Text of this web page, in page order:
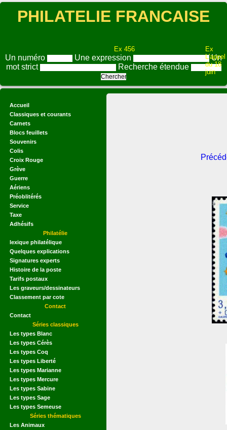
PHILATELIE FRANCAISE
Ex 456
Ex
L'appel
du 18
juin
Un numéro Une expression
Un
mot strict
Recherche étendue
Accueil
Classiques et courants
Carnets
Blocs feuillets
Souvenirs
Colis
Croix Rouge
Grève
Guerre
Aériens
Préoblitérés
Service
Taxe
Adhésifs
Philatélie
lexique philatélique
Quelques explications
Signatures experts
Histoire de la poste
Tarifs postaux
Les graveurs/dessinateurs
Classement par cote
Contact
Contact
Séries classiques
Les types Blanc
Les types Cérès
Les types Coq
Les types Liberté
Les types Marianne
Les types Mercure
Les types Sabine
Les types Sage
Les types Semeuse
Séries thématiques
Les Animaux